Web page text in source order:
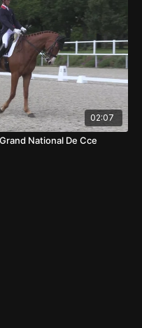
02:07
National De Cce